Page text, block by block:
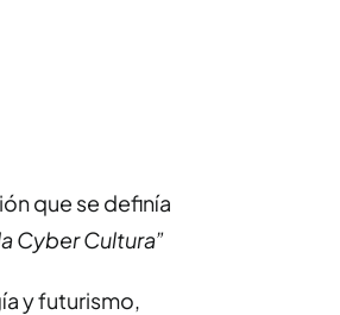
que se definía
Cyber Cultura”
y futurismo,